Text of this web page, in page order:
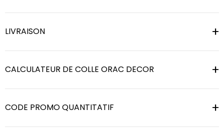
LIVRAISON
CALCULATEUR DE COLLE ORAC DECOR
CODE PROMO QUANTITATIF